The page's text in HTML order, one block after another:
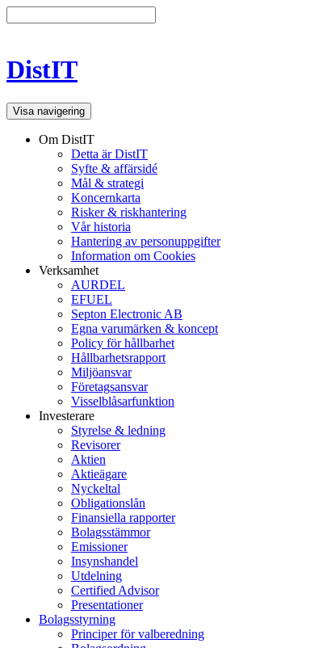
DistIT
Visa navigering
Om DistIT
Detta är DistIT
Syfte & affärsidé
Mål & strategi
Koncernkarta
Risker & riskhantering
Vår historia
Hantering av personuppgifter
Information om Cookies
Verksamhet
AURDEL
EFUEL
Septon Electronic AB
Egna varumärken & koncept
Policy för hållbarhet
Hållbarhetsrapport
Miljöansvar
Företagsansvar
Visselblåsarfunktion
Investerare
Styrelse & ledning
Revisorer
Aktien
Aktieägare
Nyckeltal
Obligationslån
Finansiella rapporter
Bolagsstämmor
Emissioner
Insynshandel
Utdelning
Certified Advisor
Presentationer
Bolagsstyrning
Principer för valberedning